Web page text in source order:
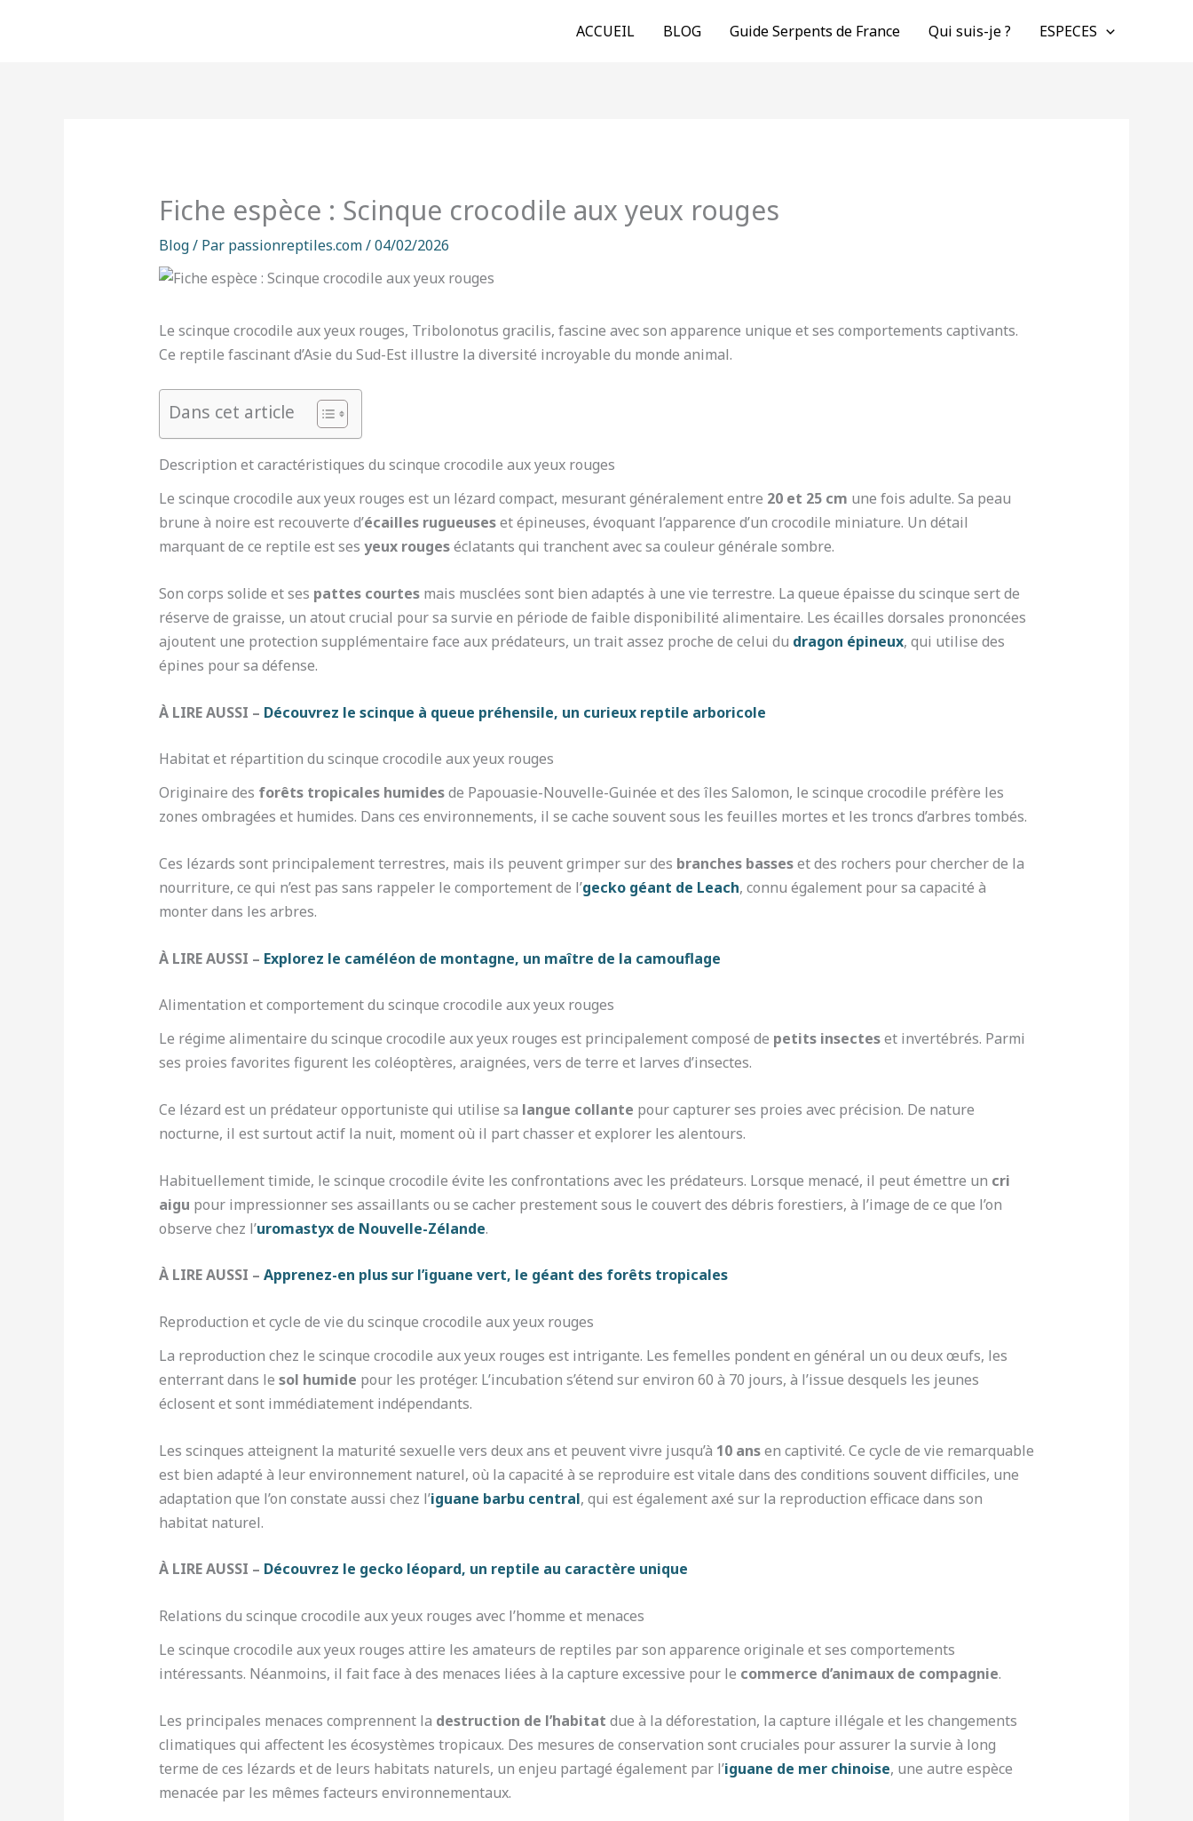
ACCUEIL BLOG Guide Serpents de France Qui suis-je ? ESPECES
Fiche espèce : Scinque crocodile aux yeux rouges
Blog/ Par passionreptiles.com/04/02/2026
Le scinque crocodile aux yeux rouges, Tribolonotus gracilis, fascine avec son apparence unique et ses comportements captivants.
Ce reptile fascinant d’Asie du Sud-Est illustre la diversité incroyable du monde animal.
Dans cet article
Description et caractéristiques du scinque crocodile aux yeux rouges
Le scinque crocodile aux yeux rouges est un lézard compact, mesurant généralement entre 20 et 25 cm une fois adulte. Sa peau
brune à noire est recouverte d’écailles rugueuseset épineuses, évoquant l’apparence d’un crocodile miniature. Un détail
marquant de ce reptile est ses yeux rougeséclatants qui tranchent avec sa couleur générale sombre.
Son corps solide et ses pattes courtesmais musclées sont bien adaptés à une vie terrestre. La queue épaisse du scinque sert de
réserve de graisse, un atout crucial pour sa survie en période de faible disponibilité alimentaire. Les écailles dorsales prononcées
ajoutent une protection supplémentaire face aux prédateurs, un trait assez proche de celui du dragon épineux, qui utilise des
épines pour sa défense.
À LIRE AUSSI – Découvrez le scinque à queue préhensile, un curieux reptile arboricole
Habitat et répartition du scinque crocodile aux yeux rouges
Originaire des forêts tropicales humidesde Papouasie-Nouvelle-Guinée et des îles Salomon, le scinque crocodile préfère les
zones ombragées et humides. Dans ces environnements, il se cache souvent sous les feuilles mortes et les troncs d’arbres tombés.
Ces lézards sont principalement terrestres, mais ils peuvent grimper sur des branches basseset des rochers pour chercher de la
nourriture, ce qui n’est pas sans rappeler le comportement de l’gecko géant de Leach, connu également pour sa capacité à
monter dans les arbres.
À LIRE AUSSI – Explorez le caméléon de montagne, un maître de la camouflage
Alimentation et comportement du scinque crocodile aux yeux rouges
Le régime alimentaire du scinque crocodile aux yeux rouges est principalement composé de petits insecteset invertébrés. Parmi
ses proies favorites figurent les coléoptères, araignées, vers de terre et larves d’insectes.
Ce lézard est un prédateur opportuniste qui utilise sa langue collante pour capturer ses proies avec précision. De nature
nocturne, il est surtout actif la nuit, moment où il part chasser et explorer les alentours.
Habituellement timide, le scinque crocodile évite les confrontations avec les prédateurs. Lorsque menacé, il peut émettre un cri
aigu pour impressionner ses assaillants ou se cacher prestement sous le couvert des débris forestiers, à l’image de ce que l’on
observe chez l’uromastyx de Nouvelle-Zélande.
À LIRE AUSSI – Apprenez-en plus sur l’iguane vert, le géant des forêts tropicales
Reproduction et cycle de vie du scinque crocodile aux yeux rouges
La reproduction chez le scinque crocodile aux yeux rouges est intrigante. Les femelles pondent en général un ou deux œufs, les
enterrant dans le sol humide pour les protéger. L’incubation s’étend sur environ 60 à 70 jours, à l’issue desquels les jeunes
éclosent et sont immédiatement indépendants.
Les scinques atteignent la maturité sexuelle vers deux ans et peuvent vivre jusqu’à 10 ansen captivité. Ce cycle de vie remarquable
est bien adapté à leur environnement naturel, où la capacité à se reproduire est vitale dans des conditions souvent difficiles, une
adaptation que l’on constate aussi chez l’iguane barbu central, qui est également axé sur la reproduction efficace dans son
habitat naturel.
À LIRE AUSSI – Découvrez le gecko léopard, un reptile au caractère unique
Relations du scinque crocodile aux yeux rouges avec l’homme et menaces
Le scinque crocodile aux yeux rouges attire les amateurs de reptiles par son apparence originale et ses comportements
intéressants. Néanmoins, il fait face à des menaces liées à la capture excessive pour le commerce d’animaux de compagnie.
Les principales menaces comprennent la destruction de l’habitat due à la déforestation, la capture illégale et les changements
climatiques qui affectent les écosystèmes tropicaux. Des mesures de conservation sont cruciales pour assurer la survie à long
terme de ces lézards et de leurs habitats naturels, un enjeu partagé également par l’iguane de mer chinoise, une autre espèce
menacée par les mêmes facteurs environnementaux.